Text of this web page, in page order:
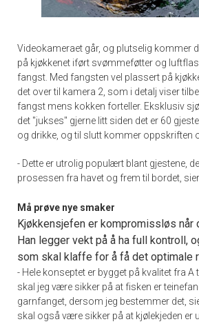
Videokameraet går, og plutselig kommer
på kjøkkenet iført svømmeføtter og
fangst. Med fangsten vel plassert på
det over til kamera 2, som i detalj viser
fangst mens kokken forteller. Eksklusiv
det "jukses" gjerne litt siden det er 60
og drikke, og til slutt kommer oppskriften
- Dette er utrolig populært blant gjestene,
prosessen fra havet og frem til bordet,
Må prøve nye smaker
Kjøkkensjefen er kompromissløs når
Han legger vekt på å ha full kontroll,
som skal klaffe for å få det optimale
- Hele konseptet er bygget på kvalitet fra A
skal jeg være sikker på at fisken er
garnfanget, dersom jeg bestemmer det,
skal også være sikker på at kjølekjeden er